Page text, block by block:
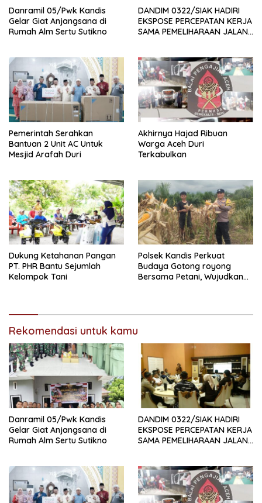
Danramil 05/Pwk Kandis
Gelar Giat Anjangsana di
Rumah Alm Sertu Sutikno
DANDIM 0322/SIAK HADIRI
EKSPOSE PERCEPATAN KERJA
SAMA PEMELIHARAAN JALAN
INFRASTRUKTUR
Pemerintah Serahkan
Bantuan 2 Unit AC Untuk
Mesjid Arafah Duri
Akhirnya Hajad Ribuan
Warga Aceh Duri
Terkabulkan
Dukung Ketahanan Pangan
PT. PHR Bantu Sejumlah
Kelompok Tani
Polsek Kandis Perkuat
Budaya Gotong royong
Bersama Petani, Wujudkan
Rekomendasi untuk kamu
Danramil 05/Pwk Kandis
Gelar Giat Anjangsana di
Rumah Alm Sertu Sutikno
DANDIM 0322/SIAK HADIRI
EKSPOSE PERCEPATAN KERJA
SAMA PEMELIHARAAN JALAN
INFRASTRUKTUR